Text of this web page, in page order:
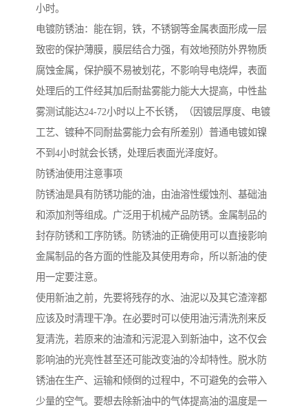
小时。
电镀防锈油：能在铜，铁，不锈钢等金属表面形成一层
致密的保护薄膜，膜层结合力强，有效地预防外界物质
腐蚀金属，保护膜不易被划花，不影响导电烧焊，表面
处理后的工件经其加后耐盐雾能力能大大提高，中性盐
雾测试能达24-72小时以上不长锈，（因镀层厚度、电镀
工艺、镀种不同耐盐雾能力会有所差别）普通电镀如镍
不到4小时就会长锈，处理后表面光泽度好。
防锈油使用注意事项
防锈油是具有防锈功能的油，由油溶性缓蚀剂、基础油
和添加剂等组成。广泛用于机械产品防锈。金属制品的
封存防锈和工序防锈。防锈油的正确使用可以直接影响
金属制品的各方面的性能及其使用寿命，所以新油的使
用一定要注意。
使用新油之前，先要将残存的水、油泥以及其它渣滓都
应该及时清理干净。在必要时可以使用油污清洗剂来反
复清洗，若原来的油渣和污泥混入到新油中，这不仅会
影响油的光亮性甚至还可能改变油的冷却特性。脱水防
锈油在生产、运输和倾倒的过程中，不可避免的会带入
少量的空气。要想去除新油中的气体提高油的温度是一